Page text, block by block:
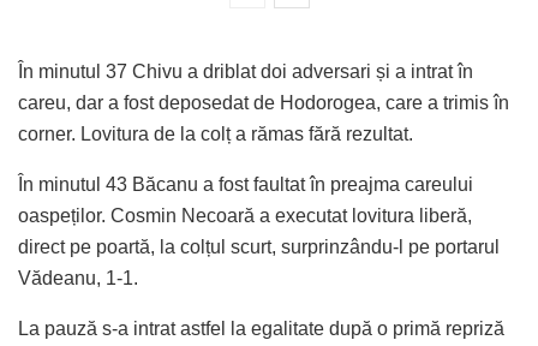
În minutul 37 Chivu a driblat doi adversari și a intrat în
careu, dar a fost deposedat de Hodorogea, care a trimis în
corner. Lovitura de la colț a rămas fără rezultat.
În minutul 43 Băcanu a fost faultat în preajma careului
oaspeților. Cosmin Necoară a executat lovitura liberă,
direct pe poartă, la colțul scurt, surprinzându-l pe portarul
Vădeanu, 1-1.
La pauză s-a intrat astfel la egalitate după o primă repriză